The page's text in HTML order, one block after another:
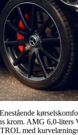
krom. AMG 6,0-
med